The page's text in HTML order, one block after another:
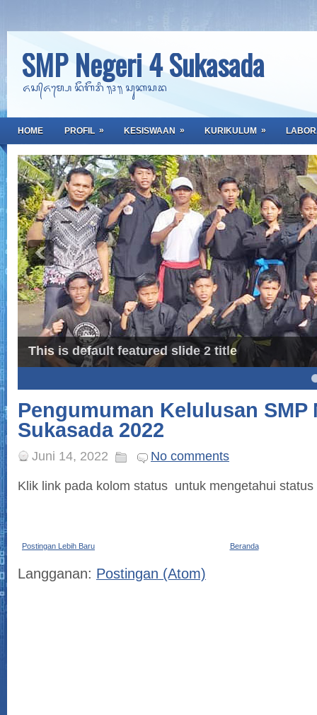
SMP Negeri 4 Sukasada
ᬏᬲ᭄ᬏᬫ᭄ᬧᬾ ᬦᭂᬕᭂᬭᬶ ᭟᭔᭟ ᬲᬸᬓᬲᬤ
HOME PROFIL » KESISWAAN » KURIKULUM »
This is default featured slide 2 title
4
Pengumuman Kelulusan SMP
Sukasada 2022
Juni 14, 2022
No comments
Klik link pada kolom status untuk mengetahui
Postingan Lebih Baru Beranda
Langganan: Postingan (Atom)